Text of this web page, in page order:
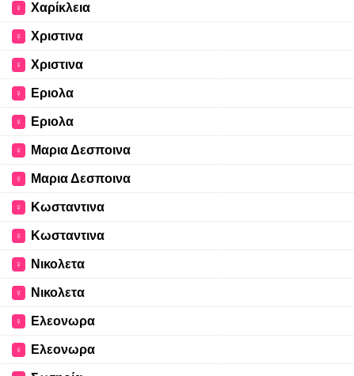
♀ Χαρίκλεια
♀ Χριστινα
♀ Χριστινα
♀ Εριολα
♀ Εριολα
♀ Μαρια Δεσποινα
♀ Μαρια Δεσποινα
♀ Κωσταντινα
♀ Κωσταντινα
♀ Νικολετα
♀ Νικολετα
♀ Ελεονωρα
♀ Ελεονωρα